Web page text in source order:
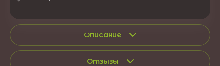
Описание
Отзывы